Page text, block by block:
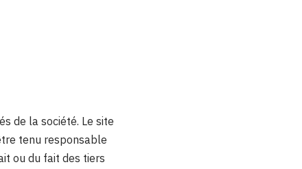
de la société. Le site
tenu responsable
ou du fait des tiers